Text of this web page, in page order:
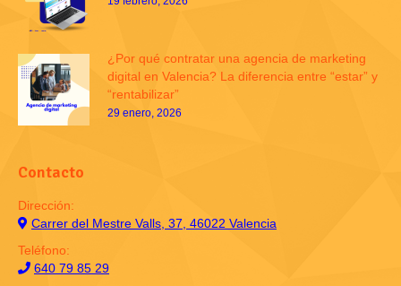
¿Por qué contratar una agencia de marketing
digital en Valencia? La diferencia entre “estar” y
“rentabilizar”
29 enero, 2026
Contacto
Dirección:
Carrer del Mestre Valls, 37, 46022 Valencia
Teléfono:
640 79 85 29